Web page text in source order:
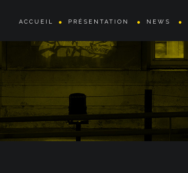
ACCUEIL PRÉSENTATION NEWS